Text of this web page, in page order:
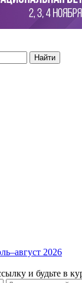
Найти
2026
и будьте в